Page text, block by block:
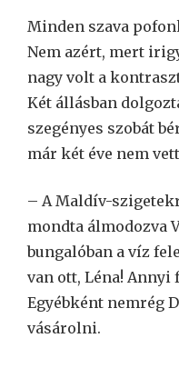
Minden szava
Nem azért, mert
nagy volt a
Két állásban
szegényes szobát
már két éve nem
– A Maldív-
mondta álmodozva
bungalóban a víz
van ott, Léna!
Egyébként nemrég
vásárolni.